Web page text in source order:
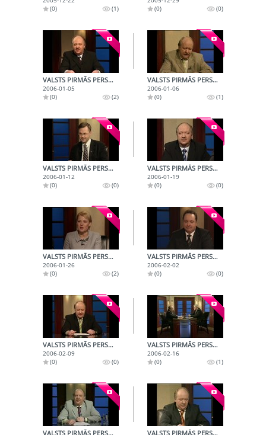
(0)
(1)
(0)
(0)
VALSTS PIRMĀS PERSONAS (2006-01-05)
2006-01-05
(0)
(2)
VALSTS PIRMĀS PERSONAS (2006-01-06)
2006-01-06
(0)
(1)
VALSTS PIRMĀS PERSONAS (2006-01-12)
2006-01-12
(0)
(0)
VALSTS PIRMĀS PERSONAS (2006-01-19)
2006-01-19
(0)
(0)
VALSTS PIRMĀS PERSONAS (2006-01-26)
2006-01-26
(0)
(2)
VALSTS PIRMĀS PERSONAS (2006-02-02)
2006-02-02
(0)
(0)
VALSTS PIRMĀS PERSONAS (2006-02-09)
2006-02-09
(0)
(0)
VALSTS PIRMĀS PERSONAS (2006-02-16)
2006-02-16
(0)
(1)
VALSTS PIRMĀS PERSONAS (2006-02-23) VALSTS PIRMĀS PERSONAS (2006-03-02)